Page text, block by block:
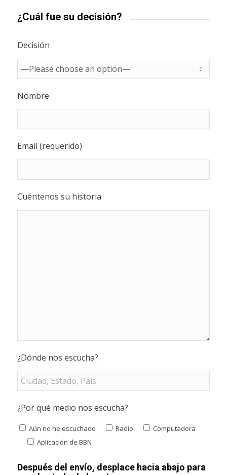
¿Cuál fue su decisión?
Decisión
Nombre
Email (requerido)
Cuéntenos su historia
¿Dónde nos escucha?
¿Por qué medio nos escucha?
Aún no he escuchado Radio
Computadora
Aplicación de BBN
Después del envío, desplace hacia abajo para